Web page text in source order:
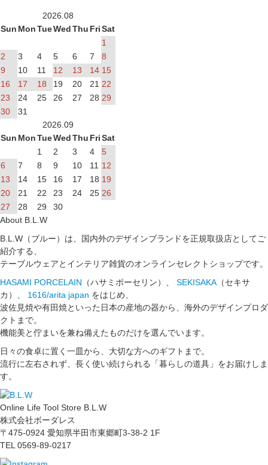
2026.08
Sun MonTueWedThu FriSat
1
2
3 4 5 6 7
8
9
10 11 12 13 14 15
16
17 18 19 20 21 22
23
24 25 26 27 28 29
30
31
2026.09
Sun MonTueWedThu FriSat
1
2 3 4
5
6
7 8 9 10 11 12
13
14 15 16 17 18 19
20
21 22 23 24 25 26
27
28 29
30
About B.L.W
B.L.W（ブルー）は、国内外のデザインブランドを正規取扱店としてご
紹介する、
テーブルウェアとインテリア雑貨のオンラインセレクトショップです。
HASAMI PORCELAIN （ハサミポーセリン）、 SEKISAKA（セキサ
カ）、 1616/arita japan をはじめ、
波佐見焼や有田焼といった日本の産地の器から、海外のデザインプロダ
クトまで。
機能美と佇まいを兼ね備えたものだけを選んでいます。
日々の食卓に置く一皿から、大切な方へのギフトまで。
流行に左右されず、長く使い続けられる「暮らしの道具」をお届けしま
す。
Online Life Tool Store B.L.W
株式会社ボーダレス
〒475-0924 愛知県半田市東郷町3-38-2 1F
TEL 0569-89-0217